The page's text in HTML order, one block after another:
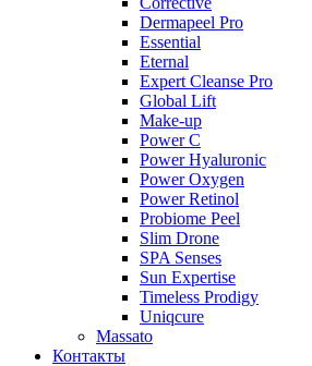
Dermapeel Pro
Essential
Eternal
Expert Cleanse Pro
Global Lift
Make-up
Power C
Power Hyaluronic
Power Oxygen
Power Retinol
Probiome Peel
Slim Drone
SPA Senses
Sun Expertise
Timeless Prodigy
Uniqcure
Massato
Контакты